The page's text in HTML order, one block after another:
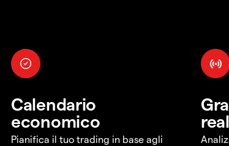
Calendario
economico
Pianifica il tuo trading in base agli